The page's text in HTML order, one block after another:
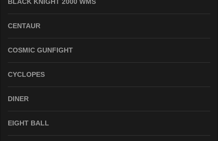
CENTAUR
COSMIC GUNFIGHT
CYCLOPES
DINER
EIGHT BALL